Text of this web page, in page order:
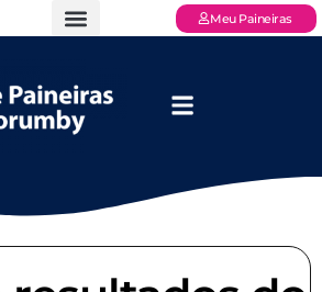
Meu Paineiras